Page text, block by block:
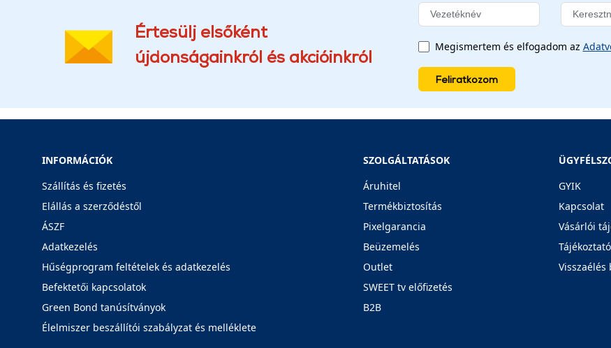
Értesülj elsőként
újdonságainkról és akcióinkról
Megismertem és elfogadom az
Feliratkozom
INFORMÁCIÓK
Szállítás és fizetés
Elállás a szerződéstől
ÁSZF
Adatkezelés
Hűségprogram feltételek és adatkezelés
Befektetői kapcsolatok
Green Bond tanúsítványok
Élelmiszer beszállítói szabályzat és melléklete
SZOLGÁLTATÁSOK
Áruhitel
Termékbiztosítás
Pixelgarancia
Beüzemelés
Outlet
SWEET tv előfizetés
B2B
GYIK
Kapcsolat
Vásárlói
Visszaélés